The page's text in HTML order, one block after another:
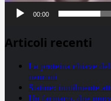
00:00
Articoli recenti
La proteina chiave
neuroni
Statine: inutilmente
Un farmaco, due